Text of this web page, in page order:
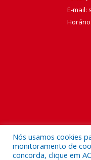
E-mail:
Todos
Nós usamos cookies
monitoramento de
concorda, clique em